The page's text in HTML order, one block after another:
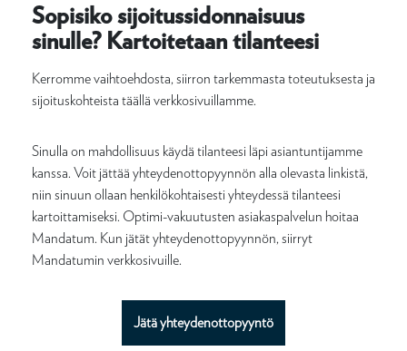
Sopisiko sijoitussidonnaisuus
sinulle? Kartoitetaan tilanteesi
Kerromme vaihtoehdosta, siirron tarkemmasta toteutuksesta ja
sijoituskohteista täällä verkkosivuillamme.
Sinulla on mahdollisuus käydä tilanteesi läpi asiantuntijamme
kanssa. Voit jättää yhteydenottopyynnön alla olevasta linkistä,
niin sinuun ollaan henkilökohtaisesti yhteydessä tilanteesi
kartoittamiseksi. Optimi-vakuutusten asiakaspalvelun hoitaa
Mandatum. Kun jätät yhteydenottopyynnön, siirryt
Mandatumin verkkosivuille.
Jätä yhteydenottopyyntö